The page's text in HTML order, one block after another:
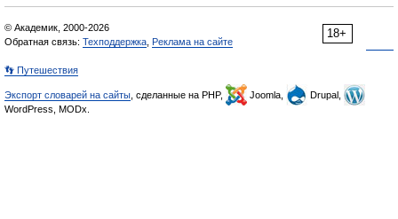
18+
© Академик, 2000-2026
Обратная связь: Техподдержка Реклама на сайте
👣 Путешествия
Экспорт словарей на сайты , сделанные на PHP, Joomla,
Drupal,
WordPress, MODx.